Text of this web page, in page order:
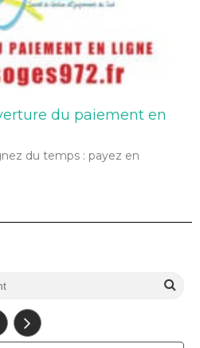
du paiement en
du temps : payez en